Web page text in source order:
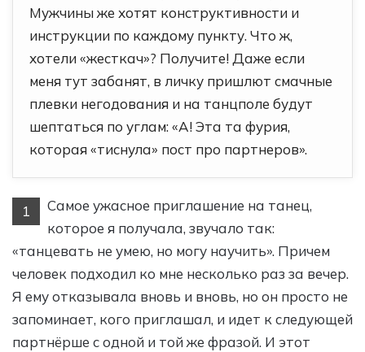
Мужчины же хотят конструктивности и
инструкции по каждому пункту. Что ж,
хотели «жесткач»? Получите! Даже если
меня тут забанят, в личку пришлют смачные
плевки негодования и на танцполе будут
шептаться по углам: «А! Эта та фурия,
которая «тиснула» пост про партнеров».
1
Самое ужасное приглашение на танец,
которое я получала, звучало так:
«танцевать не умею, но могу научить». Причем
человек подходил ко мне несколько раз за вечер.
Я ему отказывала вновь и вновь, но он просто не
запоминает, кого приглашал, и идет к следующей
партнёрше с одной и той же фразой. И этот